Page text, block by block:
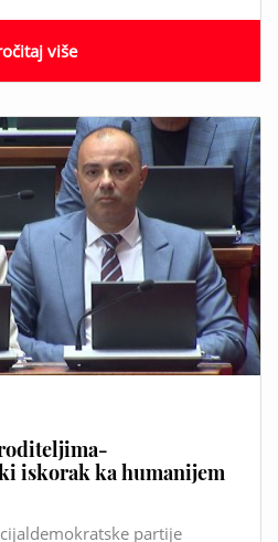
više
iskorak ka humanijem
partije